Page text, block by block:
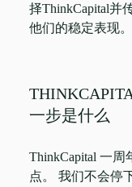
择ThinkCapital并
他们的稳定表现。
一步是什么
ThinkCapital 一
点。 我们不会停